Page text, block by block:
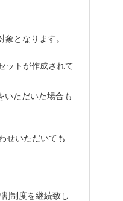
となります。
ットが作成されて
いただいた場合も
せいただいても
制度を継続致し